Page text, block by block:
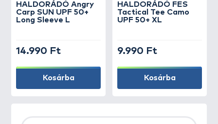
HALDORÁDÓ Angry
Carp SUN UPF 50+
Long Sleeve L
14.990 Ft
Kosárba
HALDORÁDÓ FES
Tactical Tee Camo
UPF 50+ XL
9.990 Ft
Kosárba